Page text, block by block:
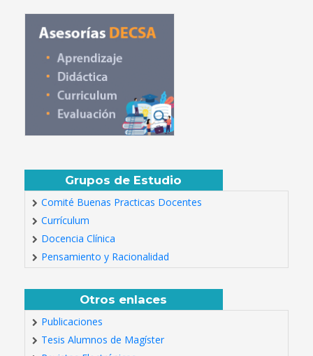
Grupos de Estudio
Comité Buenas Practicas Docentes
Currículum
Docencia Clínica
Pensamiento y Racionalidad
Otros enlaces
Publicaciones
Tesis Alumnos de Magíster